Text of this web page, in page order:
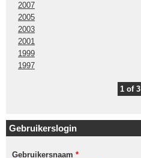
2007
2005
2003
2001
1999
1997
1 of 3
Gebruikerslogin
Gebruikersnaam *